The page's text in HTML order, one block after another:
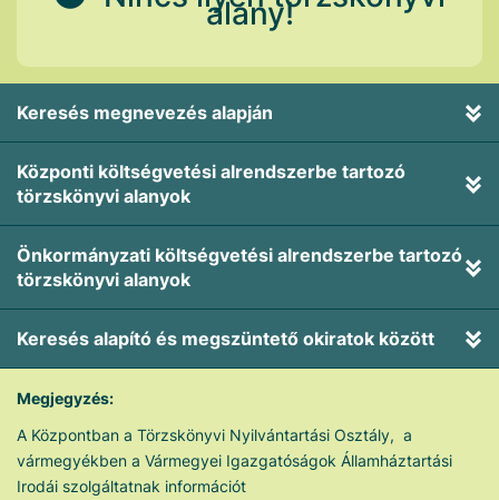
alany!
Keresés megnevezés alapján
Központi költségvetési alrendszerbe tartozó
törzskönyvi alanyok
Önkormányzati költségvetési alrendszerbe tartozó
törzskönyvi alanyok
Keresés alapító és megszüntető okiratok között
Megjegyzés:
A Központban a Törzskönyvi Nyilvántartási Osztály, a
vármegyékben a Vármegyei Igazgatóságok Államháztartási
Irodái szolgáltatnak információt